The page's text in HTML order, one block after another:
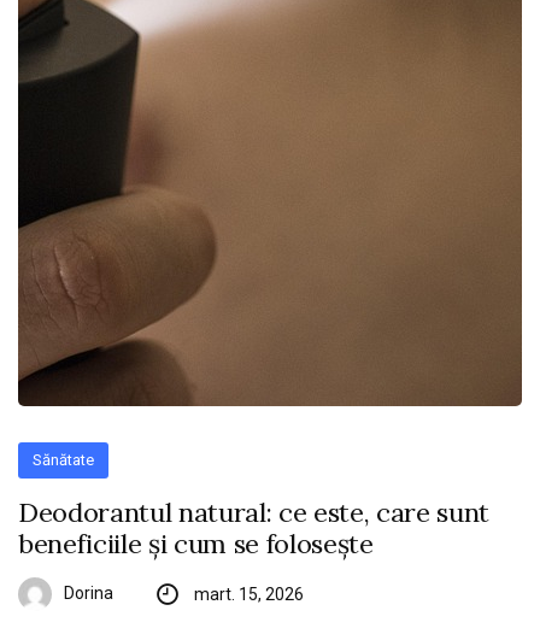
Sănătate
Deodorantul natural: ce este, care sunt
beneficiile și cum se folosește
Dorina mart. 15, 2026